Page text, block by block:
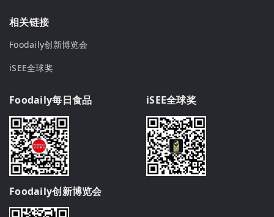
相关链接
Foodaily创新博览会
iSEE全球奖
Foodaily每日食品 iSEE全球奖
Foodaily创新博览会